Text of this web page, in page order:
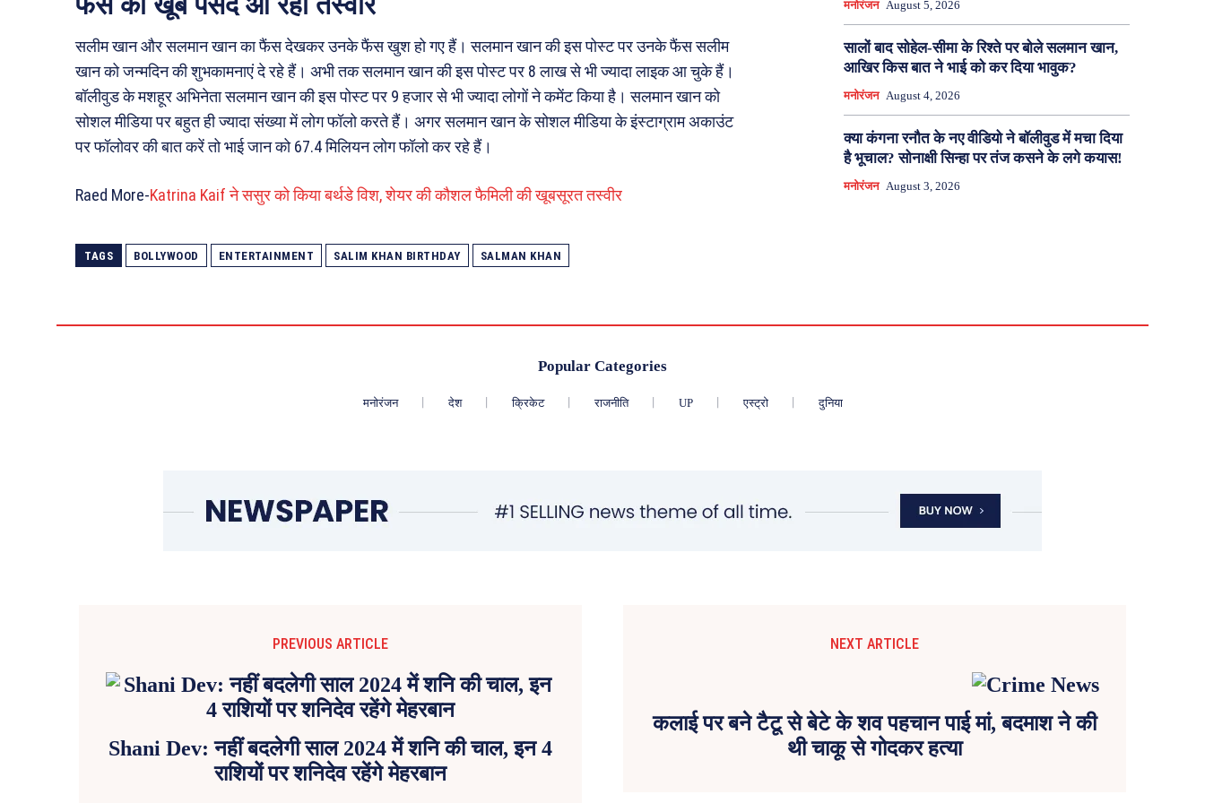
सलीम खान और सलमान खान का फैंस देखकर उनके फैंस खुश हो गए हैं। सलमान खान की इस पोस्ट पर उनके फैंस सलीम
खान को जन्मदिन की शुभकामनाएं दे रहे हैं। अभी तक सलमान खान की इस पोस्ट पर 8 लाख से भी ज्यादा लाइक आ चुके हैं।
बॉलीवुड के मशहूर अभिनेता सलमान खान की इस पोस्ट पर 9 हजार से भी ज्यादा लोगों ने कमेंट किया है। सलमान खान को
सोशल मीडिया पर बहुत ही ज्यादा संख्या में लोग फॉलो करते हैं। अगर सलमान खान के सोशल मीडिया के इंस्टाग्राम अकाउंट
पर फॉलोवर की बात करें तो भाई जान को 67.4 मिलियन लोग फॉलो कर रहे हैं।
Raed More-Katrina Kaif ने ससुर को किया बर्थडे विश, शेयर की कौशल फैमिली की खूबसूरत तस्वीर
TAGS BOLLYWOOD ENTERTAINMENT SALIM KHAN BIRTHDAY SALMAN KHAN
मनोरंजन August 5, 2026
सालों बाद सोहेल-सीमा के रिश्ते पर बोले सलमान खान,
आखिर किस बात ने भाई को कर दिया भावुक?
मनोरंजन August 4, 2026
क्या कंगना रनौत के नए वीडियो ने बॉलीवुड में मचा दिया
है भूचाल? सोनाक्षी सिन्हा पर तंज कसने के लगे कयास!
मनोरंजन August 3, 2026
Popular Categories
मनोरंजन देश क्रिकेट राजनीति UP एस्ट्रो दुनिया
PREVIOUS ARTICLE
Shani Dev: नहीं बदलेगी साल 2024 में शनि की चाल, इन 4
राशियों पर शनिदेव रहेंगे मेहरबान
NEXT ARTICLE
कलाई पर बने टैटू से बेटे के शव पहचान पाई मां, बदमाश ने की
थी चाकू से गोदकर हत्या